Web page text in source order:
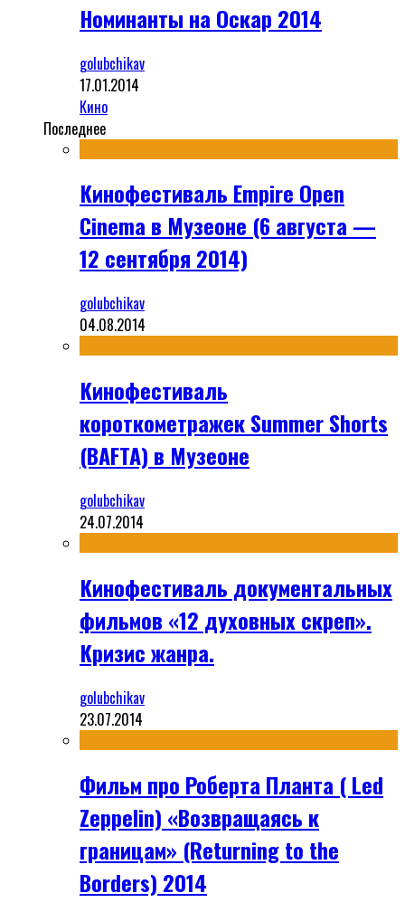
Номинанты на Оскар 2014
golubchikav
17.01.2014
Кино
Последнее
Кинофестиваль Empire Open
Cinema в Музеоне (6 августа —
12 сентября 2014)
golubchikav
04.08.2014
Кинофестиваль
короткометражек Summer Shorts
(BAFTA) в Музеоне
golubchikav
24.07.2014
Кинофестиваль документальных
фильмов «12 духовных скреп».
Кризис жанра.
golubchikav
23.07.2014
Фильм про Роберта Планта ( Led
Zeppelin) «Возвращаясь к
границам» (Returning to the
Borders) 2014